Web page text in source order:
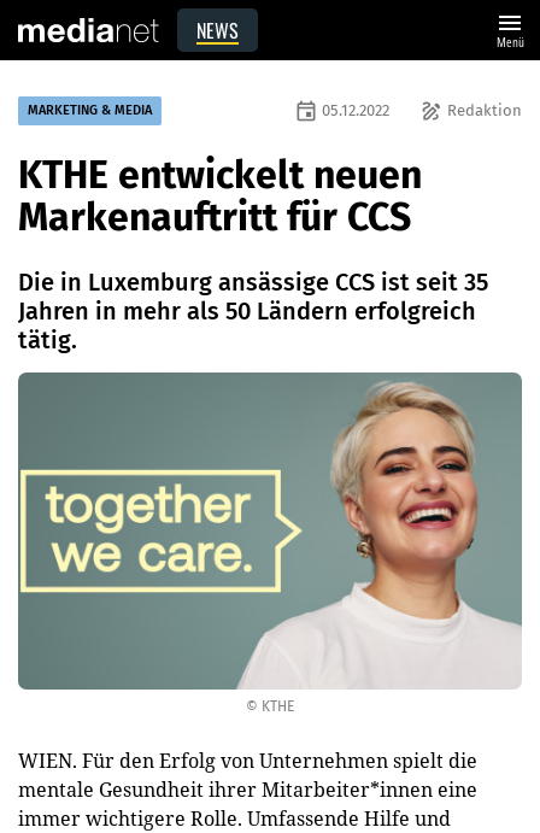
NEWS menu
Menü
© KTHE
MARKETING & MEDIA draw Redaktion
event 05.12.2022
KTHE entwickelt neuen
Markenauftritt für CCS
Die in Luxemburg ansässige CCS ist seit 35
Jahren in mehr als 50 Ländern erfolgreich
tätig.
WIEN. Für den Erfolg von Unternehmen spielt die
mentale Gesundheit ihrer Mitarbeiter*innen eine
immer wichtigere Rolle. Umfassende Hilfe und